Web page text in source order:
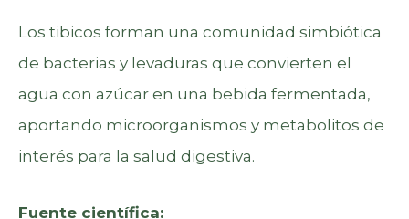
Los tibicos forman una comunidad simbiótica
de bacterias y levaduras que convierten el
agua con azúcar en una bebida fermentada,
aportando microorganismos y metabolitos de
interés para la salud digestiva.
Fuente científica: